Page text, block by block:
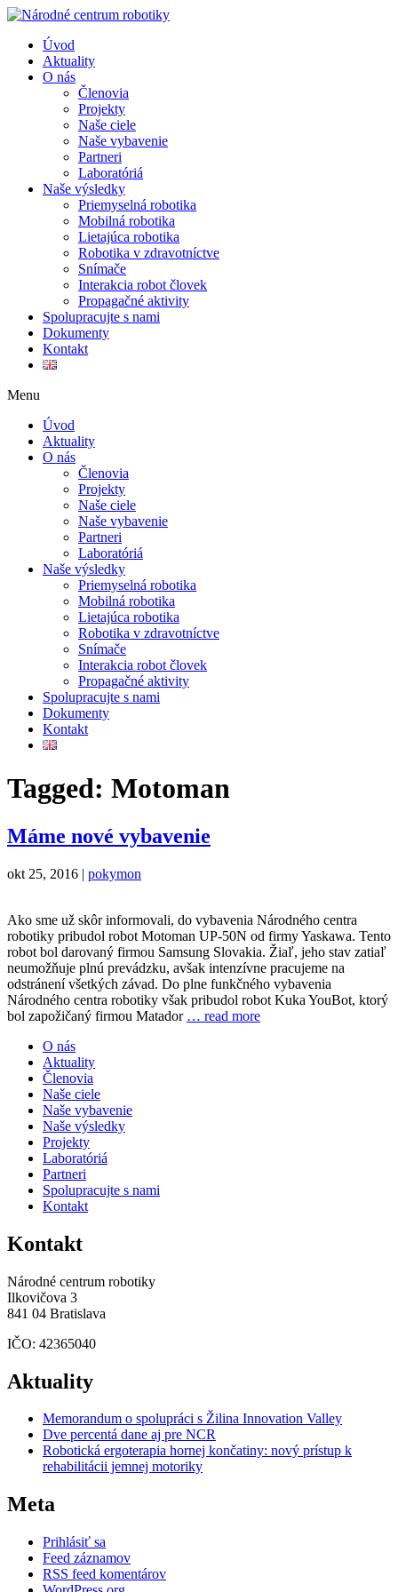
Úvod
Aktuality
O nás
Členovia
Projekty
Naše ciele
Naše vybavenie
Partneri
Laboratóriá
Naše výsledky
Priemyselná robotika
Mobilná robotika
Lietajúca robotika
Robotika v zdravotníctve
Snímače
Interakcia robot človek
Propagačné aktivity
Spolupracujte s nami
Dokumenty
Kontakt
Menu
Úvod
Aktuality
O nás
Členovia
Projekty
Naše ciele
Naše vybavenie
Partneri
Laboratóriá
Naše výsledky
Priemyselná robotika
Mobilná robotika
Lietajúca robotika
Robotika v zdravotníctve
Snímače
Interakcia robot človek
Propagačné aktivity
Spolupracujte s nami
Dokumenty
Kontakt
Tagged: Motoman
Máme nové vybavenie
okt 25, 2016 | pokymon
Ako sme už skôr informovali, do vybavenia Národného centra
robotiky pribudol robot Motoman UP-50N od firmy Yaskawa. Tento
robot bol darovaný firmou Samsung Slovakia. Žiaľ, jeho stav zatiaľ
neumožňuje plnú prevádzku, avšak intenzívne pracujeme na
odstránení všetkých závad. Do plne funkčného vybavenia
Národného centra robotiky však pribudol robot Kuka YouBot, ktorý
bol zapožičaný firmou Matador … read more
O nás
Aktuality
Členovia
Naše ciele
Naše vybavenie
Naše výsledky
Projekty
Laboratóriá
Partneri
Spolupracujte s nami
Kontakt
Kontakt
Národné centrum robotiky
Ilkovičova 3
841 04 Bratislava
IČO: 42365040
Aktuality
Memorandum o spolupráci s Žilina Innovation Valley
Dve percentá dane aj pre NCR
Robotická ergoterapia hornej končatiny: nový prístup k
rehabilitácii jemnej motoriky
Meta
Prihlásiť sa
Feed záznamov
RSS feed komentárov